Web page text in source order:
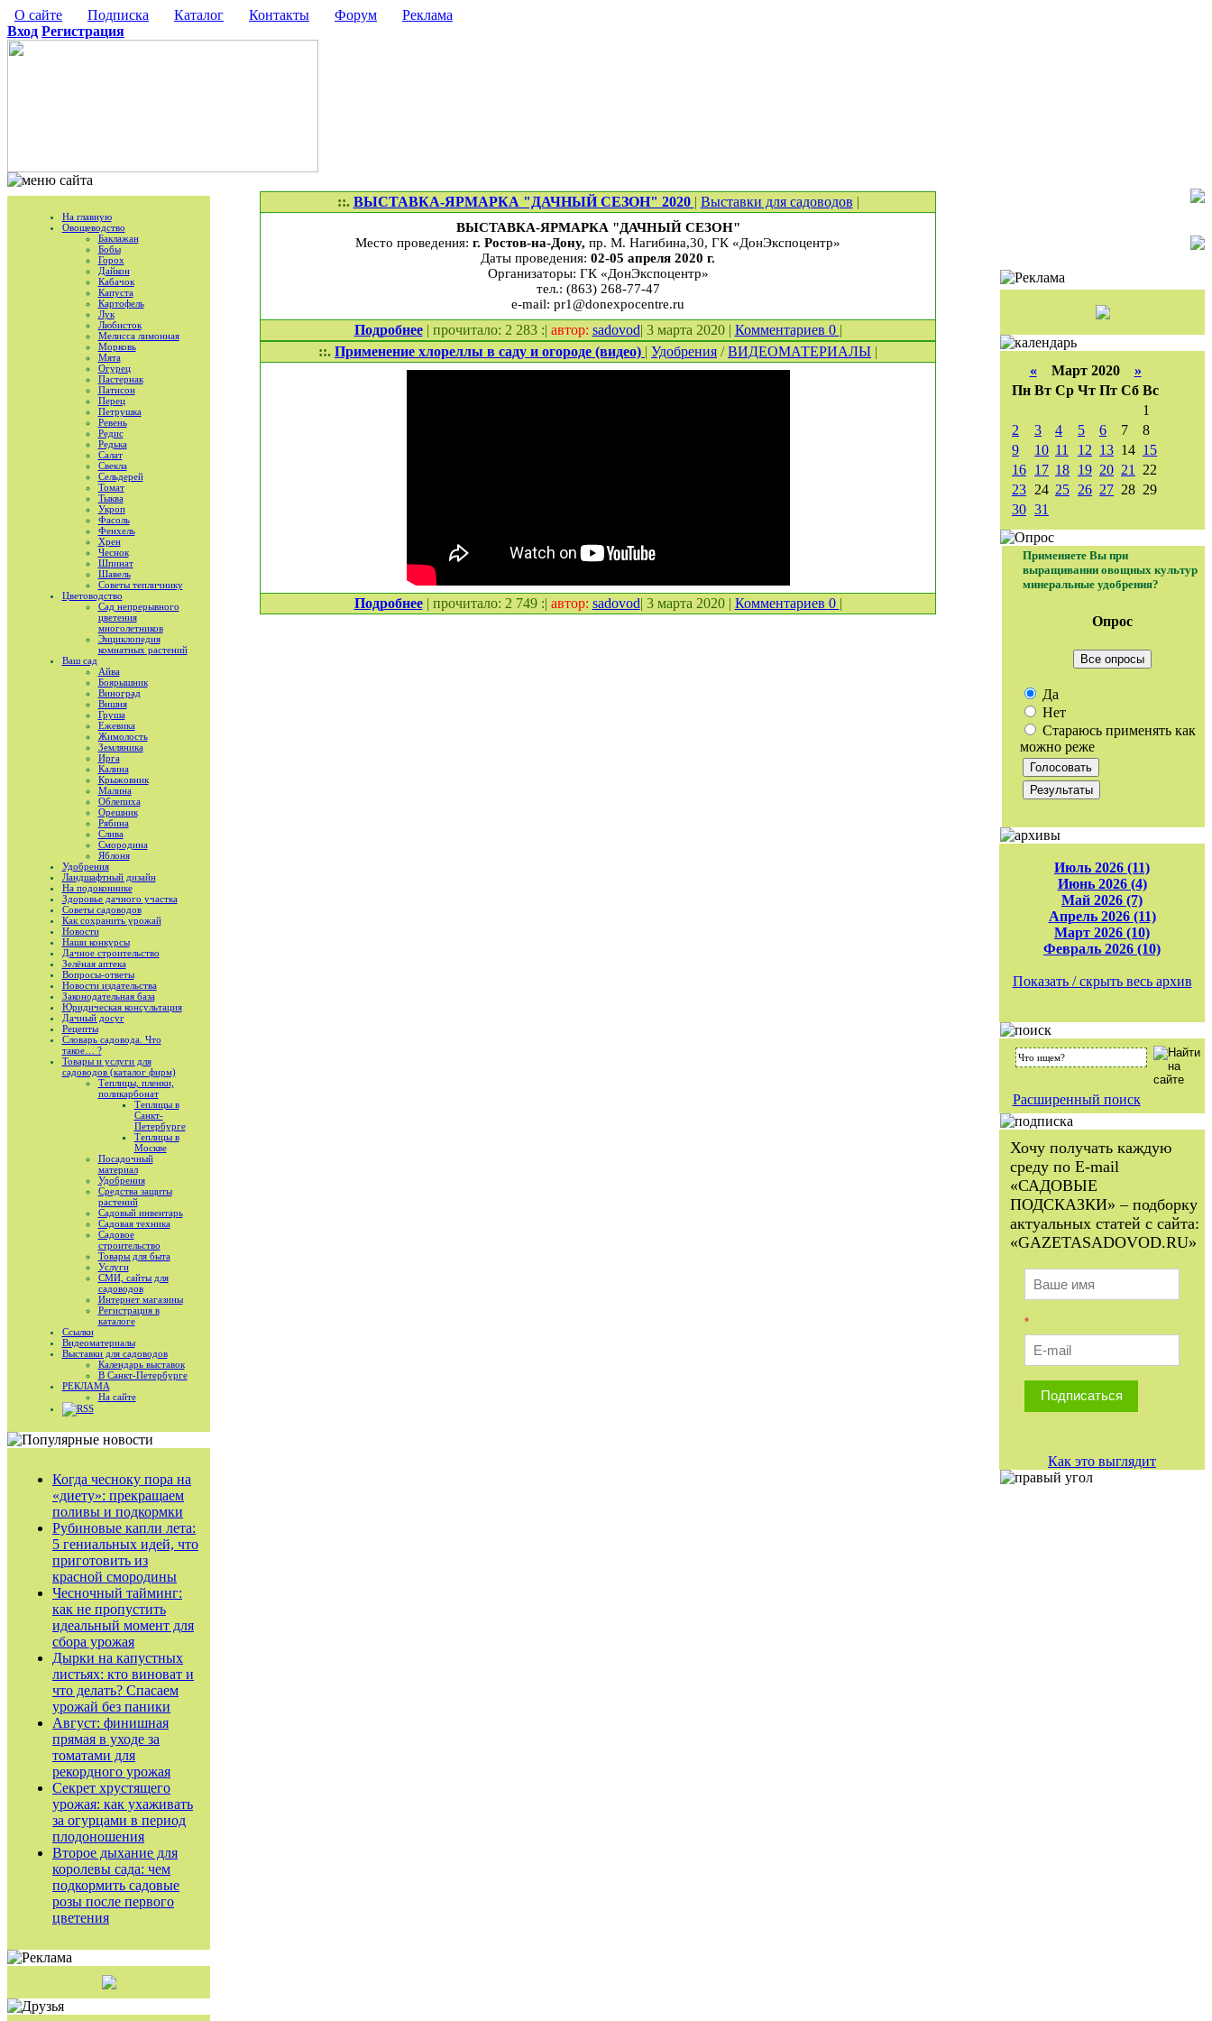
О сайте Подписка Каталог Контакты Форум
Реклама
Вход Регистрация
На главную
Овощеводство
Баклажан
Бобы
Горох
Дайкон
Кабачок
Капуста
Картофель
Лук
Любисток
Мелисса лимонная
Морковь
Мята
Огурец
Пастернак
Патисон
Перец
Петрушка
Ревень
Редис
Редька
Салат
Свекла
Сельдерей
Томат
Тыква
Укроп
Фасоль
Фенхель
Хрен
Чеснок
Шпинат
Шавель
Советы тепличнику
Цветоводство
Сад непрерывного
цветения
многолетников
Энциклопедия
комнатных растений
Ваш сад
Айва
Боярышник
Виноград
Вишня
Груша
Ежевика
Жимолость
Земляника
Ирга
Калина
Крыжовник
Малина
Облепиха
Орешник
Рябина
Слива
Смородина
Яблоня
Удобрения
Ландшафтный дизайн
На подоконнике
Здоровье дачного участка
Советы садоводов
Как сохранить урожай
Новости
Наши конкурсы
Дачное строительство
Зелёная аптека
Вопросы-ответы
Новости издательства
Законодательная база
Юридическая консультация
Дачный досуг
Рецепты
Словарь садовода. Что
такое… ?
Товары и услуги для
садоводов (каталог фирм)
Теплицы, пленки,
поликарбонат
Теплицы в
Санкт-
Петербурге
Теплицы в
Москве
Посадочный
материал
Удобрения
Средства защиты
растений
Садовый инвентарь
Садовая техника
Садовое
строительство
Товары для быта
Услуги
СМИ, сайты для
садоводов
Интернет магазины
Регистрация в
каталоге
Ссылки
Видеоматериалы
Выставки для садоводов
Календарь выставок
В Санкт-Петербурге
РЕКЛАМА
На сайте
RSS
Когда чесноку пора на
«диету»: прекращаем
поливы и подкормки
Рубиновые капли лета:
5 гениальных идей, что
приготовить из
красной смородины
Чесночный тайминг:
как не пропустить
идеальный момент для
сбора урожая
Дырки на капустных
листьях: кто виноват и
что делать? Спасаем
урожай без паники
Август: финишная
прямая в уходе за
томатами для
рекордного урожая
Секрет хрустящего
урожая: как ухаживать
за огурцами в период
плодоношения
Второе дыхание для
королевы сада: чем
подкормить садовые
розы после первого
цветения
::. ВЫСТАВКА-ЯРМАРКА "ДАЧНЫЙ СЕЗОН" 2020 | Выставки для садоводов |
ВЫСТАВКА-ЯРМАРКА "ДАЧНЫЙ СЕЗОН"
Место проведения: г. Ростов-на-Дону, пр. М. Нагибина,30, ГК «ДонЭкспоцентр»
Даты проведения: 02-05 апреля 2020 г.
Организаторы: ГК «ДонЭкспоцентр»
тел.: (863) 268-77-47
e-mail: pr1@donexpocentre.ru
Подробнее| прочитало: 2 283 :| автор: sadovod| 3 марта 2020 | Комментариев 0 |
::. Применение хлореллы в саду и огороде (видео) | Удобрения /ВИДЕОМАТЕРИАЛЫ |
Подробнее| прочитало: 2 749 :| автор: sadovod| 3 марта 2020 | Комментариев 0 |
«Март 2020 »
Пн Вт Ср Чт Пт Сб Вс
1
2
3 4 5 6 7
8
9
10 11 12 13 14 15
16 17 18 19 20 21
22
23 24 25 26 27 28 29
30 31
Применяете Вы при
выращивании овощных культур
минеральные удобрения?
Опрос
Все опросы
Да
Нет
Стараюсь применять как
можно реже
Июль 2026 (11)
Июнь 2026 (4)
Май 2026 (7)
Апрель 2026 (11)
Март 2026 (10)
Февраль 2026 (10)
Показать / скрыть весь архив
Расширенный поиск
Хочу получать каждую
среду по E-mail
«САДОВЫЕ
ПОДСКАЗКИ» – подборку
актуальных статей с сайта:
«GAZETASADOVOD.RU»
*
Подписаться
Как это выглядит